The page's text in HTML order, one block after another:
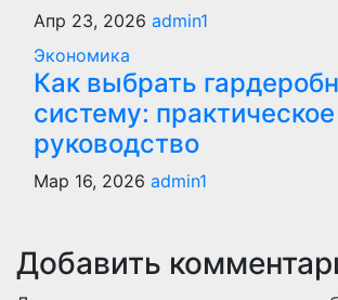
Апр 23, 2026 admin1
Экономика
Как выбрать
систему: практическое
руководство
Мар 16, 2026 admin1
Добавить